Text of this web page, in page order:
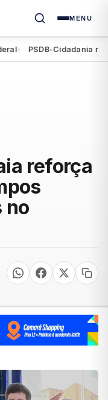
MENU
● PSDB-Cidadania
reforça
no